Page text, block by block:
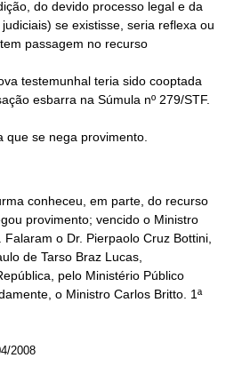
testemunhal teria sido cooptada
a que se nega provimento.
conheceu, em parte, do recurso
provimento; vencido o Ministro
o Dr. Pierpaolo Cruz Bottini,
de Tarso Braz Lucas,
pelo Ministério Público
o Ministro Carlos Britto. 1ª
2008